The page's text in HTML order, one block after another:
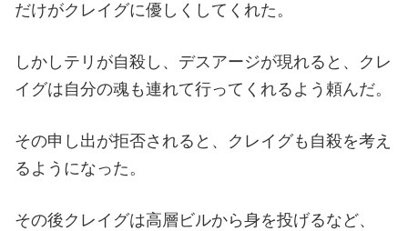
だけがクレイグに優しくしてくれた。
しかしテリが自殺し、デスアージが現れると、クレ
イグは自分の魂も連れて行ってくれるよう頼んだ。
その申し出が拒否されると、クレイグも自殺を考え
るようになった。
その後クレイグは高層ビルから身を投げるなど、